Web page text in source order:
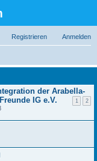
Anmelden
Registrieren
uc
he
der Arabella-
IG e.V.
1 2